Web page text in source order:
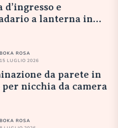
d’ingresso e
a lanterna in
BOKA ROSA
15 LUGLIO 2026
da parete in
per nicchia da camera
BOKA ROSA